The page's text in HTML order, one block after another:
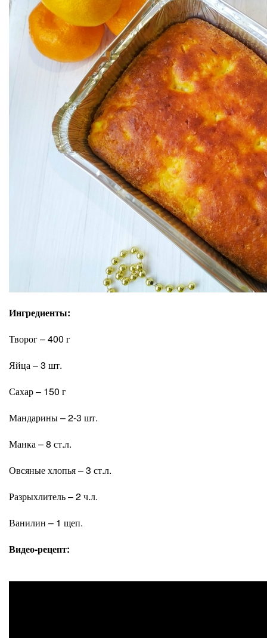
Ингредиенты:
Творог – 400 г
Яйца – 3 шт.
Сахар – 150 г
Мандарины – 2-3 шт.
Манка – 8 ст.л.
Овсяные хлопья – 3 ст.л.
Разрыхлитель – 2 ч.л.
Ванилин – 1 щеп.
Видео-рецепт: